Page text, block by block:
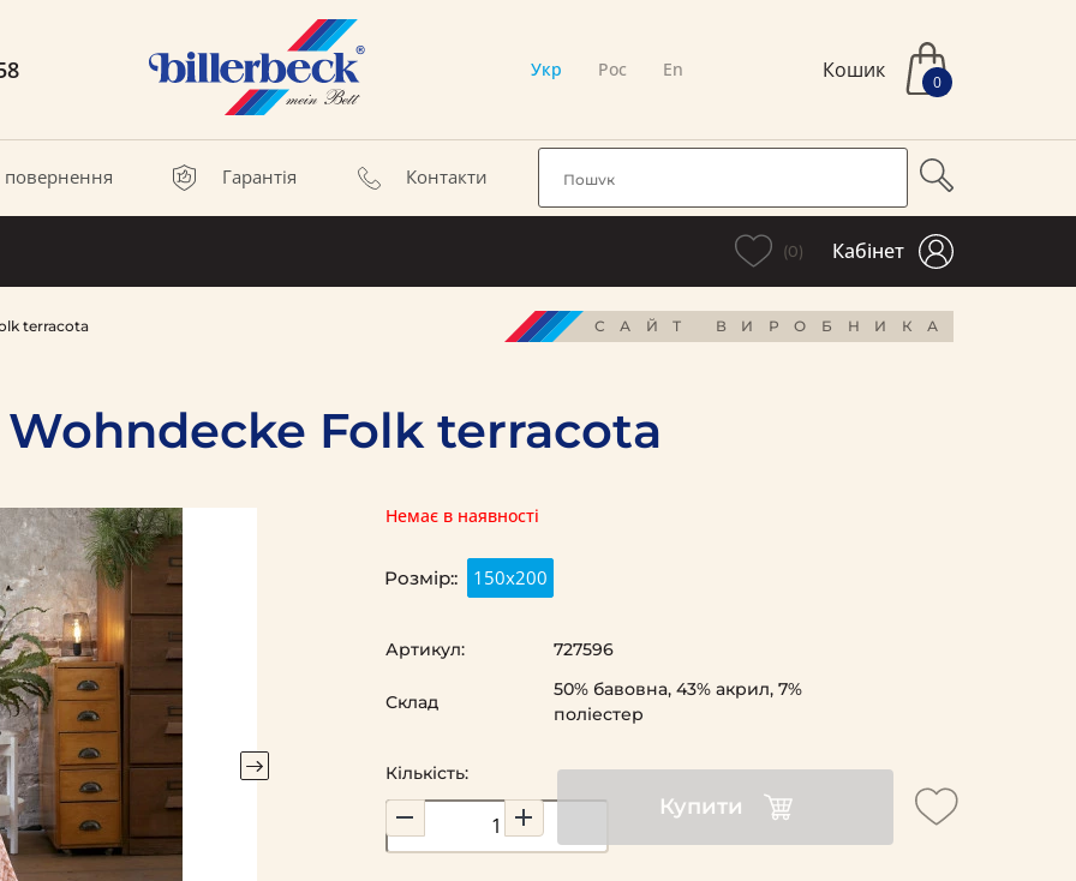
Укр Рос En Кошик 0
повернення Гарантія Контакти
(0) Кабінет
terracota САЙТ ВИРОБНИКА
Folk terracota
Немає в наявності
Розмір:: 150х200
Кількість:
Купити
Артикул: 727596
Склад
50% бавовна, 43% акрил, 7%
поліестер